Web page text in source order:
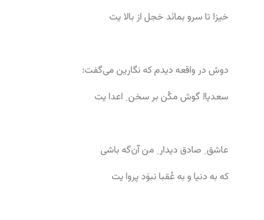
خیز! تا سرو بمانَد خجل از بالا یت
دوش در واقعه دیدم که نگارین می‌گفت:
سعدیا! گوش مکُن بر سخن ِ اعدا یت
عاشق ِ صادق دیدار ِ من آن‌گه باشی
که به دنیا و به عُقبا نبوَد پروا یت